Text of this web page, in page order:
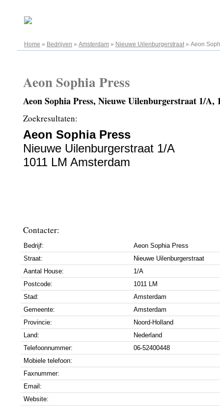
Home » Bedrijven » Amsterdam » Nieuwe Uilenburgerstraat» Aeon
Aeon Sophia Press
Aeon Sophia Press, Nieuwe Uilenburgerstraat 1/
Zoekresultaten:
Aeon Sophia Press
Nieuwe Uilenburgerstraat 1/A
1011 LM Amsterdam
Contacter:
Bedrijf:
Aeon Sophia Press
Straat:
Nieuwe Uilenburgerstraat
Aantal House:
1/A
Postcode:
1011 LM
Stad:
Amsterdam
Gemeente:
Amsterdam
Provincie:
Noord-Holland
Land:
Nederland
Telefoonnummer:
06-52400448
Mobiele telefoon:
Faxnummer:
Email:
Website: